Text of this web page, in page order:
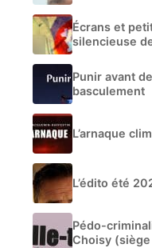
Écrans et
silencieuse
Punir avant
basculement
L’arnaque
L’édito été
Pédo-
Choisy